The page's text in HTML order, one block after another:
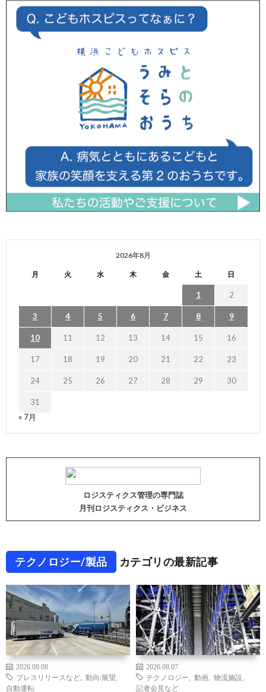
2026年8月
月 火 水 木 金 土 日
1 2
3 4 5 6 7 8 9
10 11 12 13 14 15 16
17 18 19 20 21 22 23
24 25 26 27 28 29 30
31
« 7月
ロジスティクス管理の専門誌
月刊ロジスティクス・ビジネス
テクノロジー/製品 カテゴリの最新記事
2026.08.08
プレスリリースなど
動向/展望
自動運転
2026.08.07
テクノロジー
動画 物流施設
記者会見など